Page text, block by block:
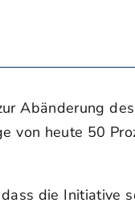
Abänderung
von heute 50
die Initiative